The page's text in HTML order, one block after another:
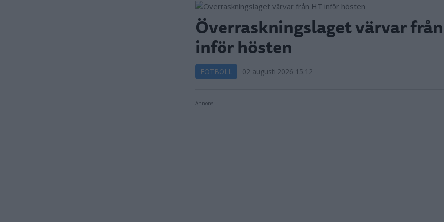
Överraskningslaget värvar
inför hösten
FOTBOLL 02 augusti 2026 15.12
Annons: